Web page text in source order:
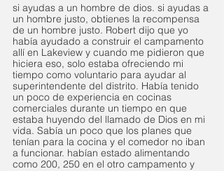
si ayudas a un hombre de dios. si ayudas a
un hombre justo, obtienes la recompensa
de un hombre justo. Robert dijo que yo
había ayudado a construir el campamento
allí en Lakeview y cuando me pidieron que
hiciera eso, solo estaba ofreciendo mi
tiempo como voluntario para ayudar al
superintendente del distrito. Había tenido
un poco de experiencia en cocinas
comerciales durante un tiempo en que
estaba huyendo del llamado de Dios en mi
vida. Sabía un poco que los planes que
tenían para la cocina y el comedor no iban
a funcionar. habían estado alimentando
como 200, 250 en el otro campamento y